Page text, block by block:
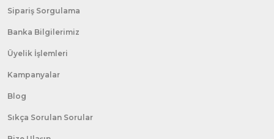
Sipariş Sorgulama
Banka Bilgilerimiz
Üyelik İşlemleri
Kampanyalar
Blog
Sıkça Sorulan Sorular